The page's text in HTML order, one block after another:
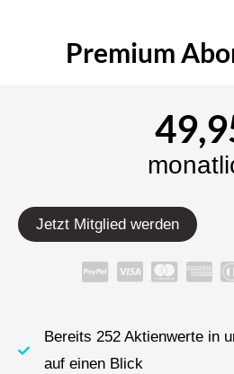
Premium
Jetzt Mitglied werden
Bereits 252 Aktienwerte in
auf einen Blick